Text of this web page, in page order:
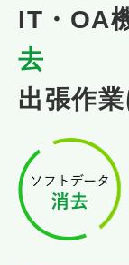
IT・OA
去
出張作